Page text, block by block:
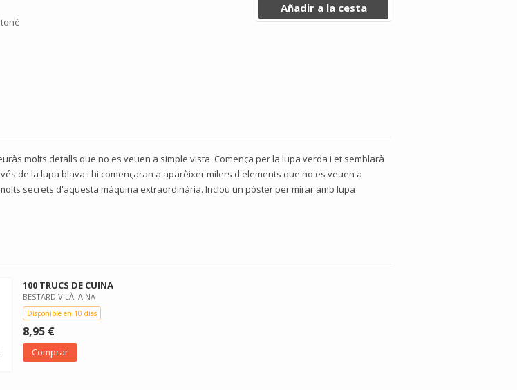
Añadir a la cesta
molts detalls que no es veuen a simple vista. Comença per la lupa verda i et semblarà
de la lupa blava i hi començaran a aparèixer milers d'elements que no es veuen a
secrets d'aquesta màquina extraordinària. Inclou un pòster per mirar amb lupa
100 TRUCS DE CUINA
BESTARD VILÀ, AINA
Disponible en 10 días
8,95 €
Comprar